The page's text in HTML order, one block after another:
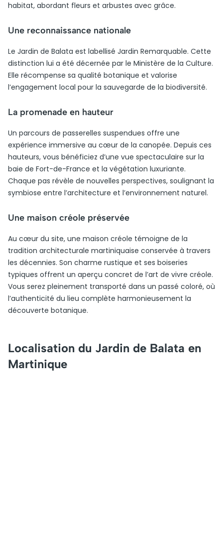
habitat, abordant fleurs et arbustes avec grâce.
Une reconnaissance nationale
Le Jardin de Balata est labellisé Jardin Remarquable. Cette
distinction lui a été décernée par le Ministère de la Culture.
Elle récompense sa qualité botanique et valorise
l’engagement local pour la sauvegarde de la biodiversité.
La promenade en hauteur
Un parcours de passerelles suspendues offre une
expérience immersive au cœur de la canopée. Depuis ces
hauteurs, vous bénéficiez d’une vue spectaculaire sur la
baie de Fort-de-France et la végétation luxuriante.
Chaque pas révèle de nouvelles perspectives, soulignant la
symbiose entre l’architecture et l’environnement naturel.
Une maison créole préservée
Au cœur du site, une maison créole témoigne de la
tradition architecturale martiniquaise conservée à travers
les décennies. Son charme rustique et ses boiseries
typiques offrent un aperçu concret de l’art de vivre créole.
Vous serez pleinement transporté dans un passé coloré, où
l’authenticité du lieu complète harmonieusement la
découverte botanique.
Localisation du Jardin de Balata en
Martinique